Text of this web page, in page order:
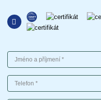
Jméno a příjmení
Telefon